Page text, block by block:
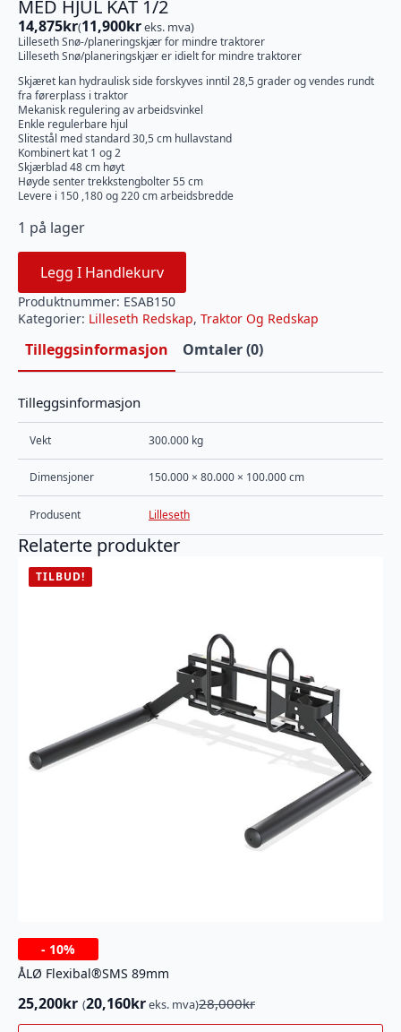
MED HJUL KAT 1/2
14,875kr(11,900kreks. mva)
Lilleseth Snø-/planeringskjær for mindre traktorer
Lilleseth Snø/planeringskjær er idielt for mindre traktorer
Skjæret kan hydraulisk side forskyves inntil 28,5 grader og vendes rundt
fra førerplass i traktor
Mekanisk regulering av arbeidsvinkel
Enkle regulerbare hjul
Slitestål med standard 30,5 cm hullavstand
Kombinert kat 1 og 2
Skjærblad 48 cm høyt
Høyde senter trekkstengbolter 55 cm
Levere i 150 ,180 og 220 cm arbeidsbredde
1 på lager
Legg I Handlekurv
Produktnummer: ESAB150
Kategorier: Lilleseth Redskap, Traktor Og Redskap
Tilleggsinformasjon Omtaler (0)
Tilleggsinformasjon
Vekt 300.000 kg
Dimensjoner 150.000 × 80.000 × 100.000 cm
Produsent Lilleseth
Relaterte produkter
TILBUD!
- 10%
ÅLØ Flexibal®SMS 89mm
28,000kr
Opprinnelig
pris
25,200kr
Nåværende
pris
(20,160kreks. mva)